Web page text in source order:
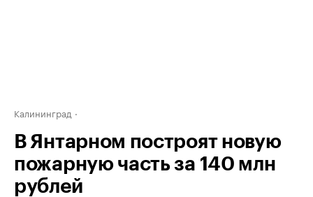
Калининград
В Янтарном построят новую
пожарную часть за 140 млн
рублей